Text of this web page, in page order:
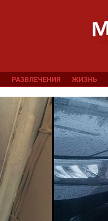
РАЗВЛЕЧЕНИЯ ЖИЗНЬ